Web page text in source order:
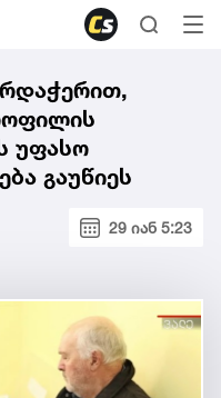
უფასო
გაუწიეს
29 იან 5:23